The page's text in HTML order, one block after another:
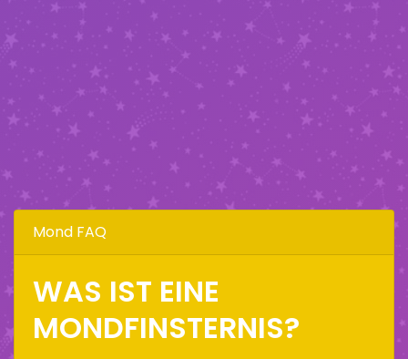
Mond FAQ
WAS IST EINE
MONDFINSTERNIS?